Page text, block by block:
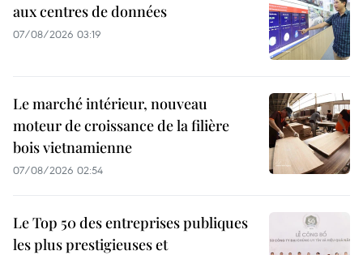
aux centres de données
07/08/2026 03:19
Le marché intérieur, nouveau
moteur de croissance de la filière
bois vietnamienne
07/08/2026 02:54
Le Top 50 des entreprises publiques
les plus prestigieuses et